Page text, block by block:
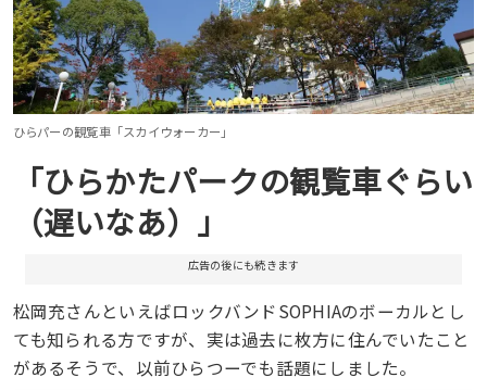
ひらパーの観覧車「スカイウォーカー」
「ひらかたパークの観覧車ぐらい
（遅いなあ）」
広告の後にも続きます
松岡充さんといえばロックバンドSOPHIAのボーカルとし
ても知られる方ですが、実は過去に枚方に住んでいたこと
があるそうで、以前ひらつーでも話題にしました。